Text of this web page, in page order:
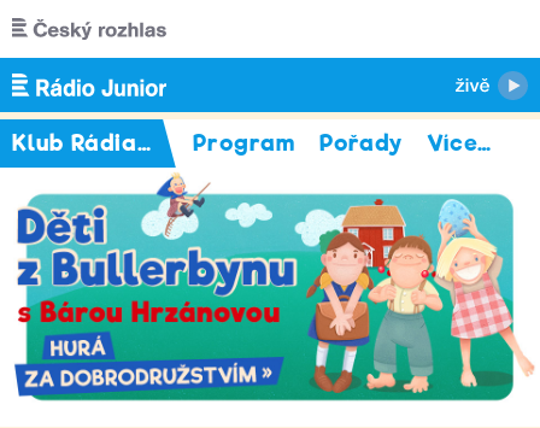
Přejít k hlavnímu obsahu
Klub Rádia Junior Program Pořady Více…